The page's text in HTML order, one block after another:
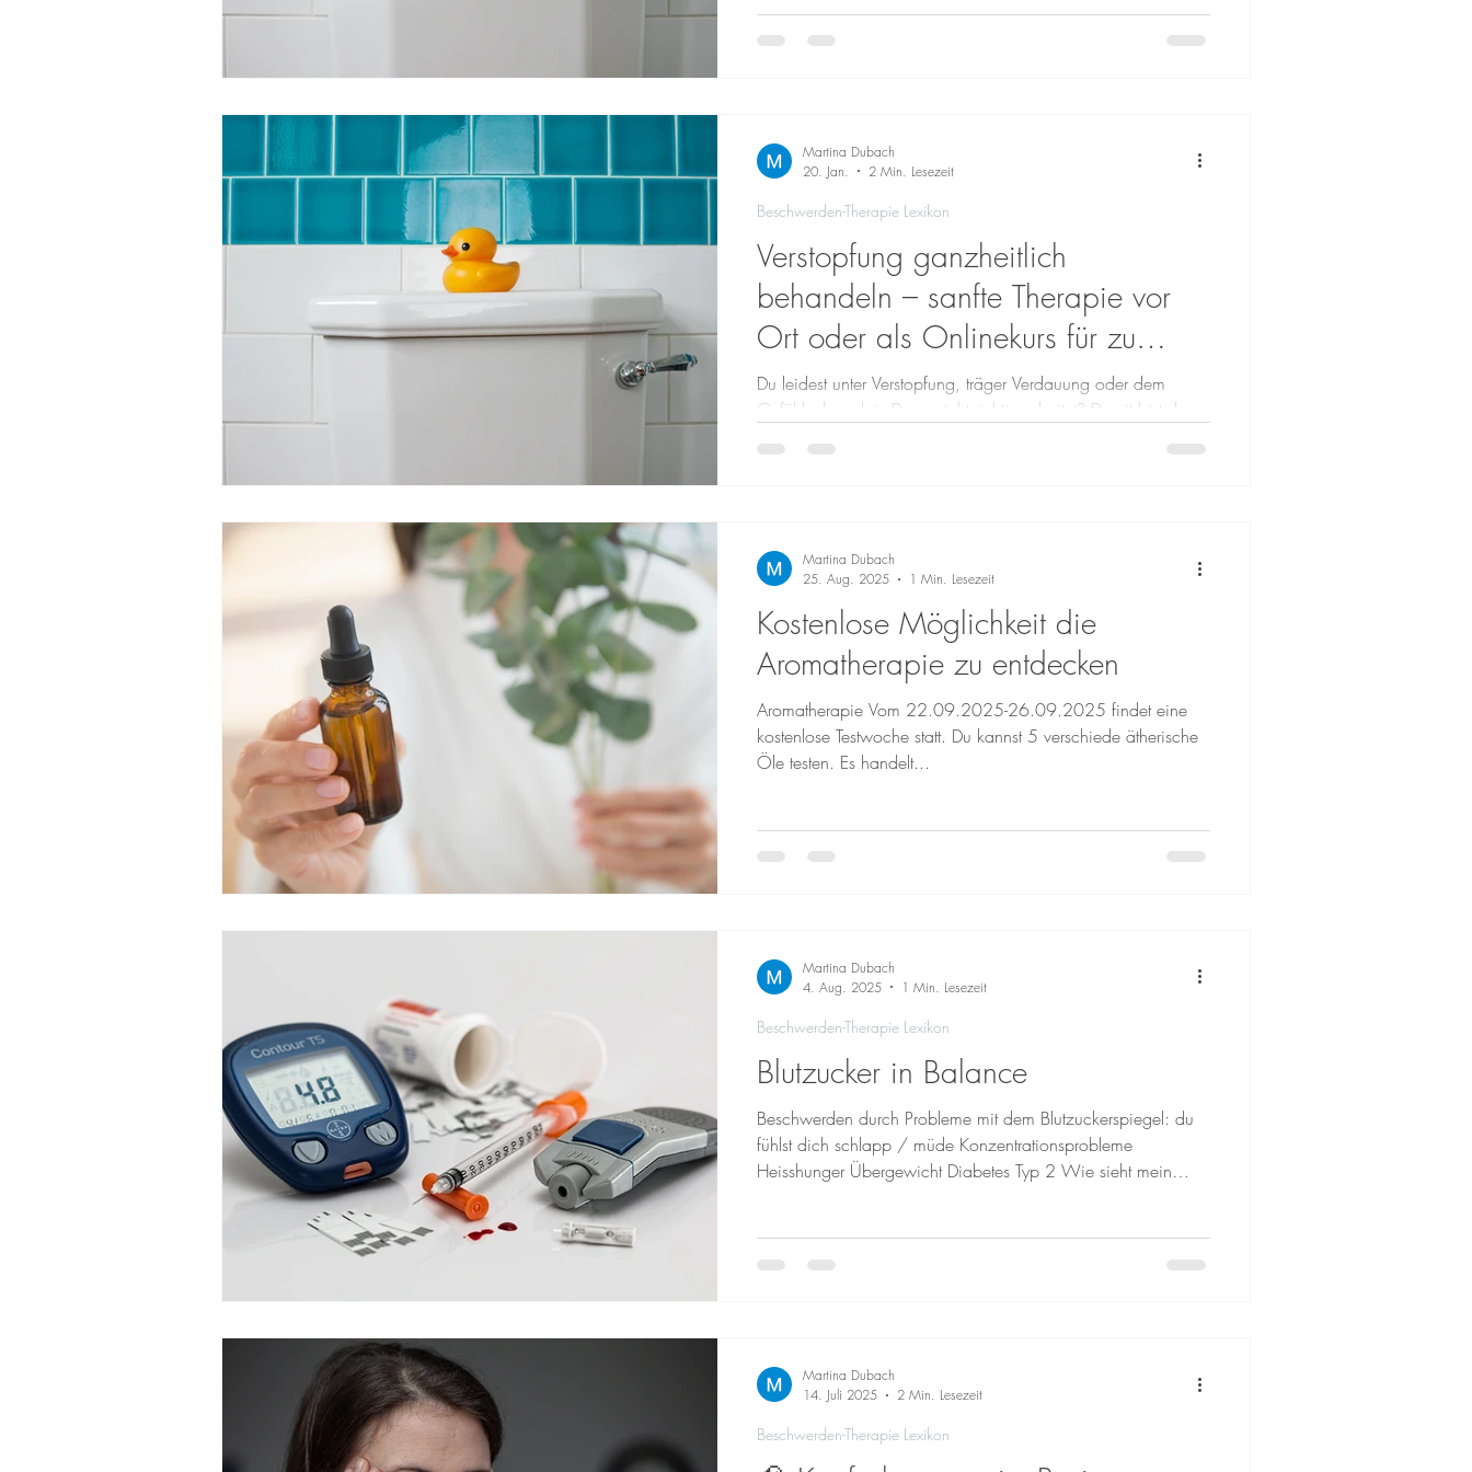
Verstopfung – flexibel von zu Hause aus, entweder als
strukturierter Onlinekurs , als persönliche Online-Beratung per
Darm besser
Verstopfung ganzheitlich
behandeln – sanfte Therapie vor
Ort oder als Onlinekurs für zu
Hause
Du leidest unter Verstopfung, träger Verdauung oder dem
Gefühl, dass dein Darm nicht richtig arbeitet? Damit bist du
Verstopfung (Obstipation) zu kämpfen, oft über Jahre hinweg.
Möglichkeiten: Therapie vor Ort oder Onlinekurs für zu Hause
🏥 Ganzheitliche Thera
Beschwerden-Therapie Lexikon
Martina Dubach
20. Jan.
2 Min. Lesezeit
Kostenlose Möglichkeit die
Aromatherapie zu entdecken
Aromatherapie Vom 22.09.2025-26.09.2025 findet eine
kostenlose Testwoche statt. Du kannst 5 verschiede ätherische
Öle testen. Es handelt...
Martina Dubach
25. Aug. 2025
1 Min. Lesezeit
Blutzucker in Balance
Beschwerden durch Probleme mit dem Blutzuckerspiegel: du
fühlst dich schlapp / müde Konzentrationsprobleme
Heisshunger Übergewicht Diabetes Typ 2 Wie sieht mein
Ergänzende Untersuchungen können sinnvoll sein, um ein
Beschwerden-Therapie Lexikon
Martina Dubach
4. Aug. 2025
1 Min. Lesezeit
Beschwerden-Therapie Lexikon
Martina Dubach
14. Juli 2025
2 Min. Lesezeit